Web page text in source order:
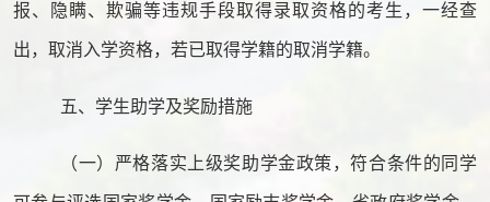
报、隐瞒、欺骗等违规手段取得录取资格的考生，一经查
出，取消入学资格，若已取得学籍的取消学籍。
五、学生助学及奖励措施
（一）严格落实上级奖助学金政策，符合条件的同学